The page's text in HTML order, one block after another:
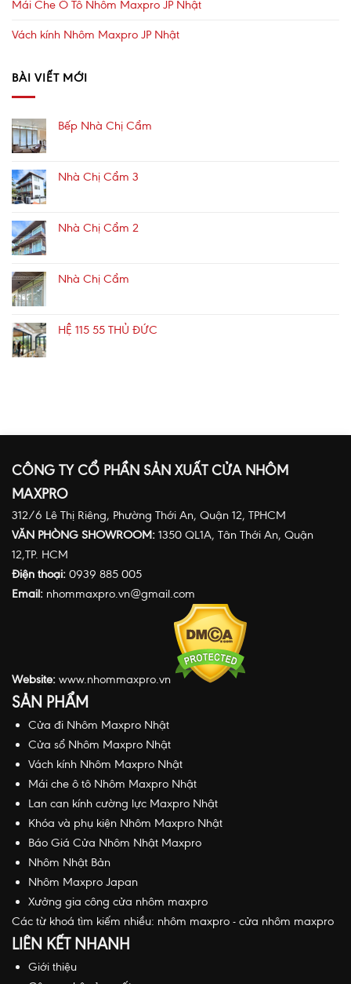
Mái Che Ô Tô Nhôm Maxpro JP Nhật
Vách kính Nhôm Maxpro JP Nhật
BÀI VIẾT MỚI
Bếp Nhà Chị Cẩm
Nhà Chị Cẩm 3
Nhà Chị Cẩm 2
Nhà Chị Cẩm
HỆ 115 55 THỦ ĐỨC
CÔNG TY CỔ PHẦN SẢN XUẤT CỬA NHÔM
MAXPRO
312/6 Lê Thị Riêng, Phường Thới An, Quận 12, TPHCM
VĂN PHÒNG SHOWROOM: 1350 QL1A, Tân Thới An, Quận
12,TP. HCM
Điện thoại: 0939 885 005
Email: nhommaxpro.vn@gmail.com
Website: www.nhommaxpro.vn
SẢN PHẨM
Cửa đi Nhôm Maxpro Nhật
Cửa sổ Nhôm Maxpro Nhật
Vách kính Nhôm Maxpro Nhật
Mái che ô tô Nhôm Maxpro Nhật
Lan can kính cường lực Maxpro Nhật
Khóa và phụ kiện Nhôm Maxpro Nhật
Báo Giá Cửa Nhôm Nhật Maxpro
Nhôm Nhật Bản
Nhôm Maxpro Japan
Xưởng gia công cửa nhôm maxpro
Các từ khoá tìm kiếm nhiều: nhôm maxpro - cửa nhôm maxpro
LIÊN KẾT NHANH
Giới thiệu